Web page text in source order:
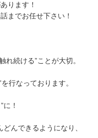
ります！
までお任せ下さい！
れ続ける”ことが大切。
行なっております。
！
んできるようになり、